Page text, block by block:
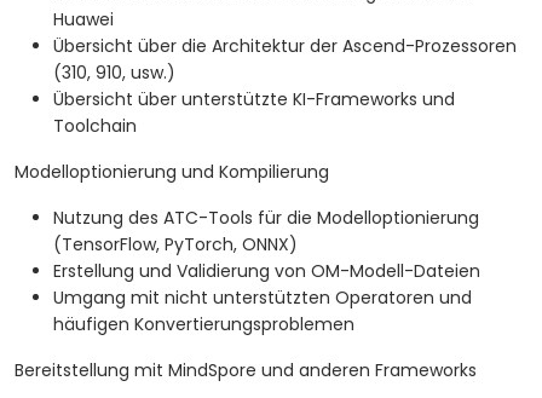
Huawei
Übersicht über die Architektur der Ascend-Prozessoren
(310, 910, usw.)
Übersicht über unterstützte KI-Frameworks und
Toolchain
Modelloptionierung und Kompilierung
Nutzung des ATC-Tools für die Modelloptionierung
(TensorFlow, PyTorch, ONNX)
Erstellung und Validierung von OM-Modell-Dateien
Umgang mit nicht unterstützten Operatoren und
häufigen Konvertierungsproblemen
Bereitstellung mit MindSpore und anderen Frameworks